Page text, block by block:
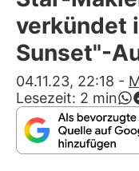
Alle
verkündet
Sunset"-
04.11.23, 22:18 -
Lesezeit: 2 min